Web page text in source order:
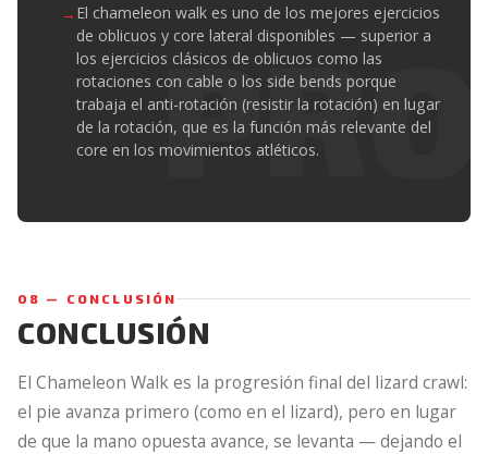
El chameleon walk es uno de los mejores ejercicios
de oblicuos y core lateral disponibles — superior a
los ejercicios clásicos de oblicuos como las
rotaciones con cable o los side bends porque
trabaja el anti-rotación (resistir la rotación) en lugar
de la rotación, que es la función más relevante del
core en los movimientos atléticos.
08 — CONCLUSIÓN
CONCLUSIÓN
El Chameleon Walk es la progresión final del lizard crawl:
el pie avanza primero (como en el lizard), pero en lugar
de que la mano opuesta avance, se levanta — dejando el